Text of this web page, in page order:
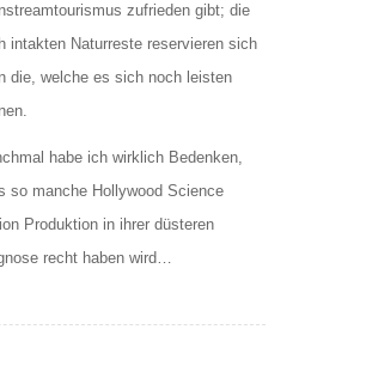
zufrieden gibt; die
intakten Naturreste reservieren sich
die, welche es sich noch leisten
habe ich wirklich Bedenken,
so manche Hollywood Science
Produktion in ihrer düsteren
recht haben wird…